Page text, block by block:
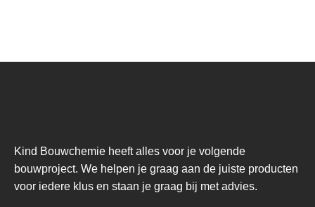
Kind Bouwchemie heeft alles voor je volgende
bouwproject. We helpen je graag aan de juiste producten
voor iedere klus en staan je graag bij met advies.